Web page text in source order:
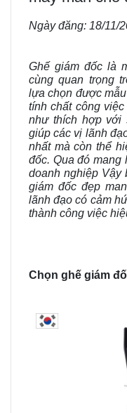
Ngày đăng: 18/11/
Ghế giám đốc là
cùng quan trọng
lựa chọn được
tính chất công
như thích hợp với
giúp các vị lãnh
nhất mà còn thể
đốc. Qua đó mang
doanh nghiệp Vậy
giám đốc đẹp
lãnh đạo có cảm
thành công việc
Chọn ghế giám